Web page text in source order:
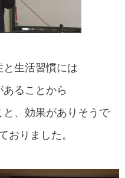
生活習慣には
ることから
、効果がありそうで
おりました。